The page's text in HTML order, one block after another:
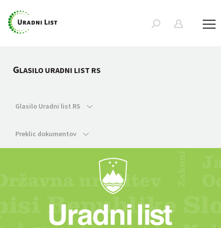
GLASILO URADNI LIST RS
Glasilo Uradni list RS
Preklic dokumentov